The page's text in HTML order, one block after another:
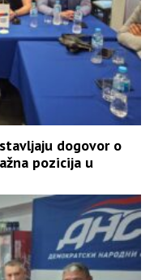
dogovor o
pozicija u